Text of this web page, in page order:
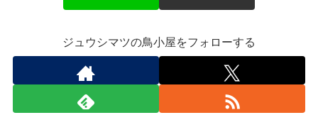
ジュウシマツの鳥小屋をフォローする